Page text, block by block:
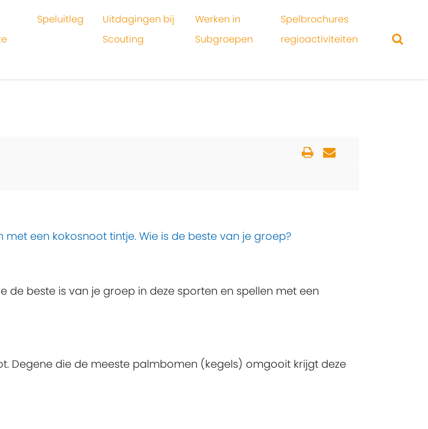
Speluitleg
Uitdagingen bij
Scouting
Werken in
Subgroepen
Spelbrochures
regioactiviteiten
een kokosnoot tintje. Wie is de beste van je groep?
de beste is van je groep in deze sporten en spellen met een
Degene die de meeste palmbomen (kegels) omgooit krijgt deze